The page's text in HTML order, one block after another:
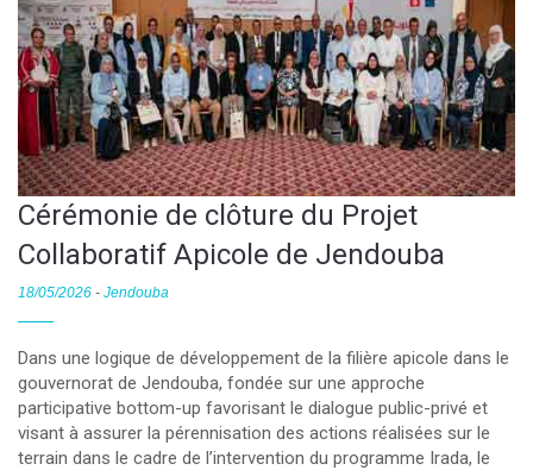
Cérémonie de clôture du Projet
Collaboratif Apicole de Jendouba
18/05/2026 - Jendouba
Dans une logique de développement de la filière apicole dans le
gouvernorat de Jendouba, fondée sur une approche
participative bottom-up favorisant le dialogue public-privé et
visant à assurer la pérennisation des actions réalisées sur le
terrain dans le cadre de l’intervention du programme Irada, le